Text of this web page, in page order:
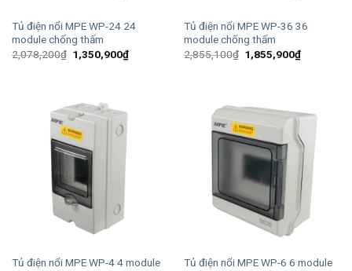
Tủ điện nổi MPE WP-24 24
module chống thấm
2,078,200₫ Giá
gốc
1,350,900₫Giá
hiện
Tủ điện nổi MPE WP-36 36
module chống thấm
2,855,100₫ Giá
gốc
1,855,900₫Giá
hiện
Tủ điện nổi MPE WP-4 4 module
Tủ điện nổi MPE WP-6 6 module